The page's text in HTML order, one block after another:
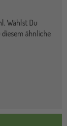
Wählst Du
diesem ähnliche